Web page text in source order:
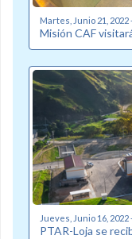
Martes, Junio 21, 2022
Misión CAF
Jueves, Junio 16, 2022
PTAR-Loja se